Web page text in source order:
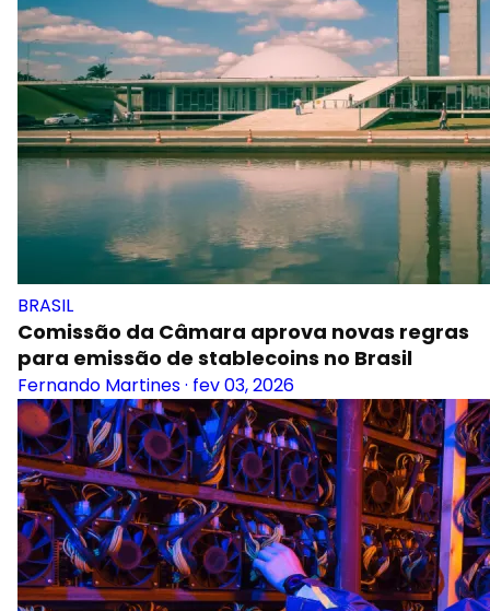
BRASIL
Comissão da Câmara aprova novas regras
para emissão de stablecoins no Brasil
Fernando Martines· fev 03, 2026